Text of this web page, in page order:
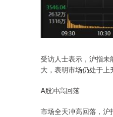
受访人士表示，沪指
大，表明市场仍处于上
A股冲高回落
市场全天冲高回落，沪